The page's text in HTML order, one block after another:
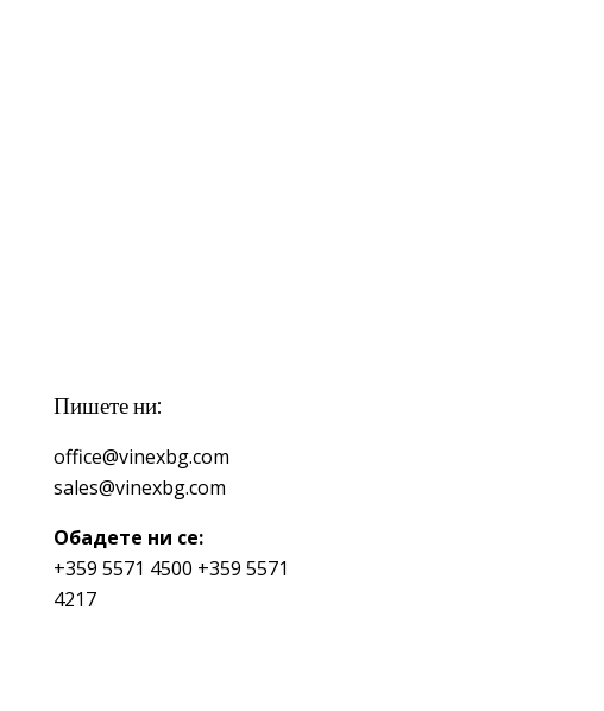
Пишете ни:
office@vinexbg.com
sales@vinexbg.com
Обадете ни се:
+359 5571 4500 +359 5571
4217